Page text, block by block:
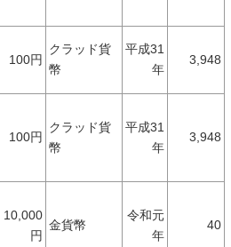
100円
クラッド貨
幣
平成31
年
3,948
100円
クラッド貨
幣
平成31
年
3,948
10,000
円
金貨幣
令和元
年
40